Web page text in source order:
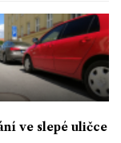
ve slepé uličce